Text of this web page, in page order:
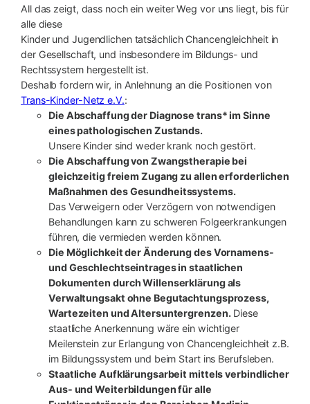
All das zeigt, dass noch ein weiter Weg vor uns liegt, bis für
alle diese
Kinder und Jugendlichen tatsächlich Chancengleichheit in
der Gesellschaft, und insbesondere im Bildungs- und
Rechtssystem hergestellt ist.
Deshalb fordern wir, in Anlehnung an die Positionen von
Trans-Kinder-Netz e.V.:
Die Abschaffung der Diagnose trans* im Sinne
eines pathologischen Zustands.
Unsere Kinder sind weder krank noch gestört.
Die Abschaffung von Zwangstherapie bei
gleichzeitig freiem Zugang zu allen erforderlichen
Maßnahmen des Gesundheitssystems.
Das Verweigern oder Verzögern von notwendigen
Behandlungen kann zu schweren Folgeerkrankungen
führen, die vermieden werden können.
Die Möglichkeit der Änderung des Vornamens-
und Geschlechtseintrages in staatlichen
Dokumenten durch Willenserklärung als
Verwaltungsakt ohne Begutachtungsprozess,
Wartezeiten und Altersuntergrenzen.Diese
staatliche Anerkennung wäre ein wichtiger
Meilenstein zur Erlangung von Chancengleichheit z.B.
im Bildungssystem und beim Start ins Berufsleben.
Staatliche Aufklärungsarbeit mittels verbindlicher
Aus- und Weiterbildungen für alle